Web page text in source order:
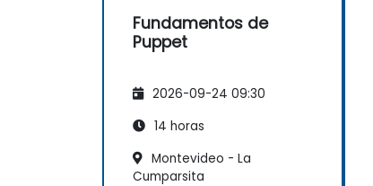
Fundamentos de
Puppet
2026-09-24 09:30
14 horas
Montevideo - La
Cumparsita